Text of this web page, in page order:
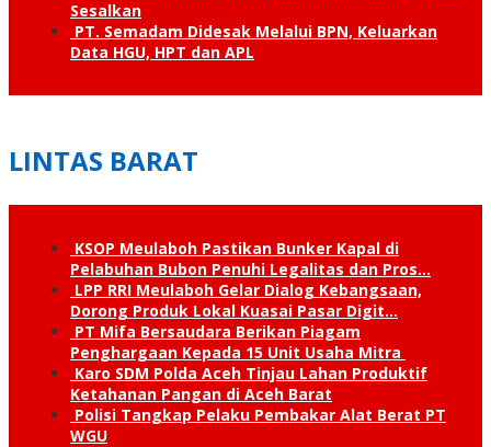
Sesalkan
PT. Semadam Didesak Melalui BPN, Keluarkan
Data HGU, HPT dan APL
LINTAS BARAT
KSOP Meulaboh Pastikan Bunker Kapal di
Pelabuhan Bubon Penuhi Legalitas dan Pros…
LPP RRI Meulaboh Gelar Dialog Kebangsaan,
Dorong Produk Lokal Kuasai Pasar Digit…
PT Mifa Bersaudara Berikan Piagam
Penghargaan Kepada 15 Unit Usaha Mitra
Karo SDM Polda Aceh Tinjau Lahan Produktif
Ketahanan Pangan di Aceh Barat
Polisi Tangkap Pelaku Pembakar Alat Berat PT
WGU